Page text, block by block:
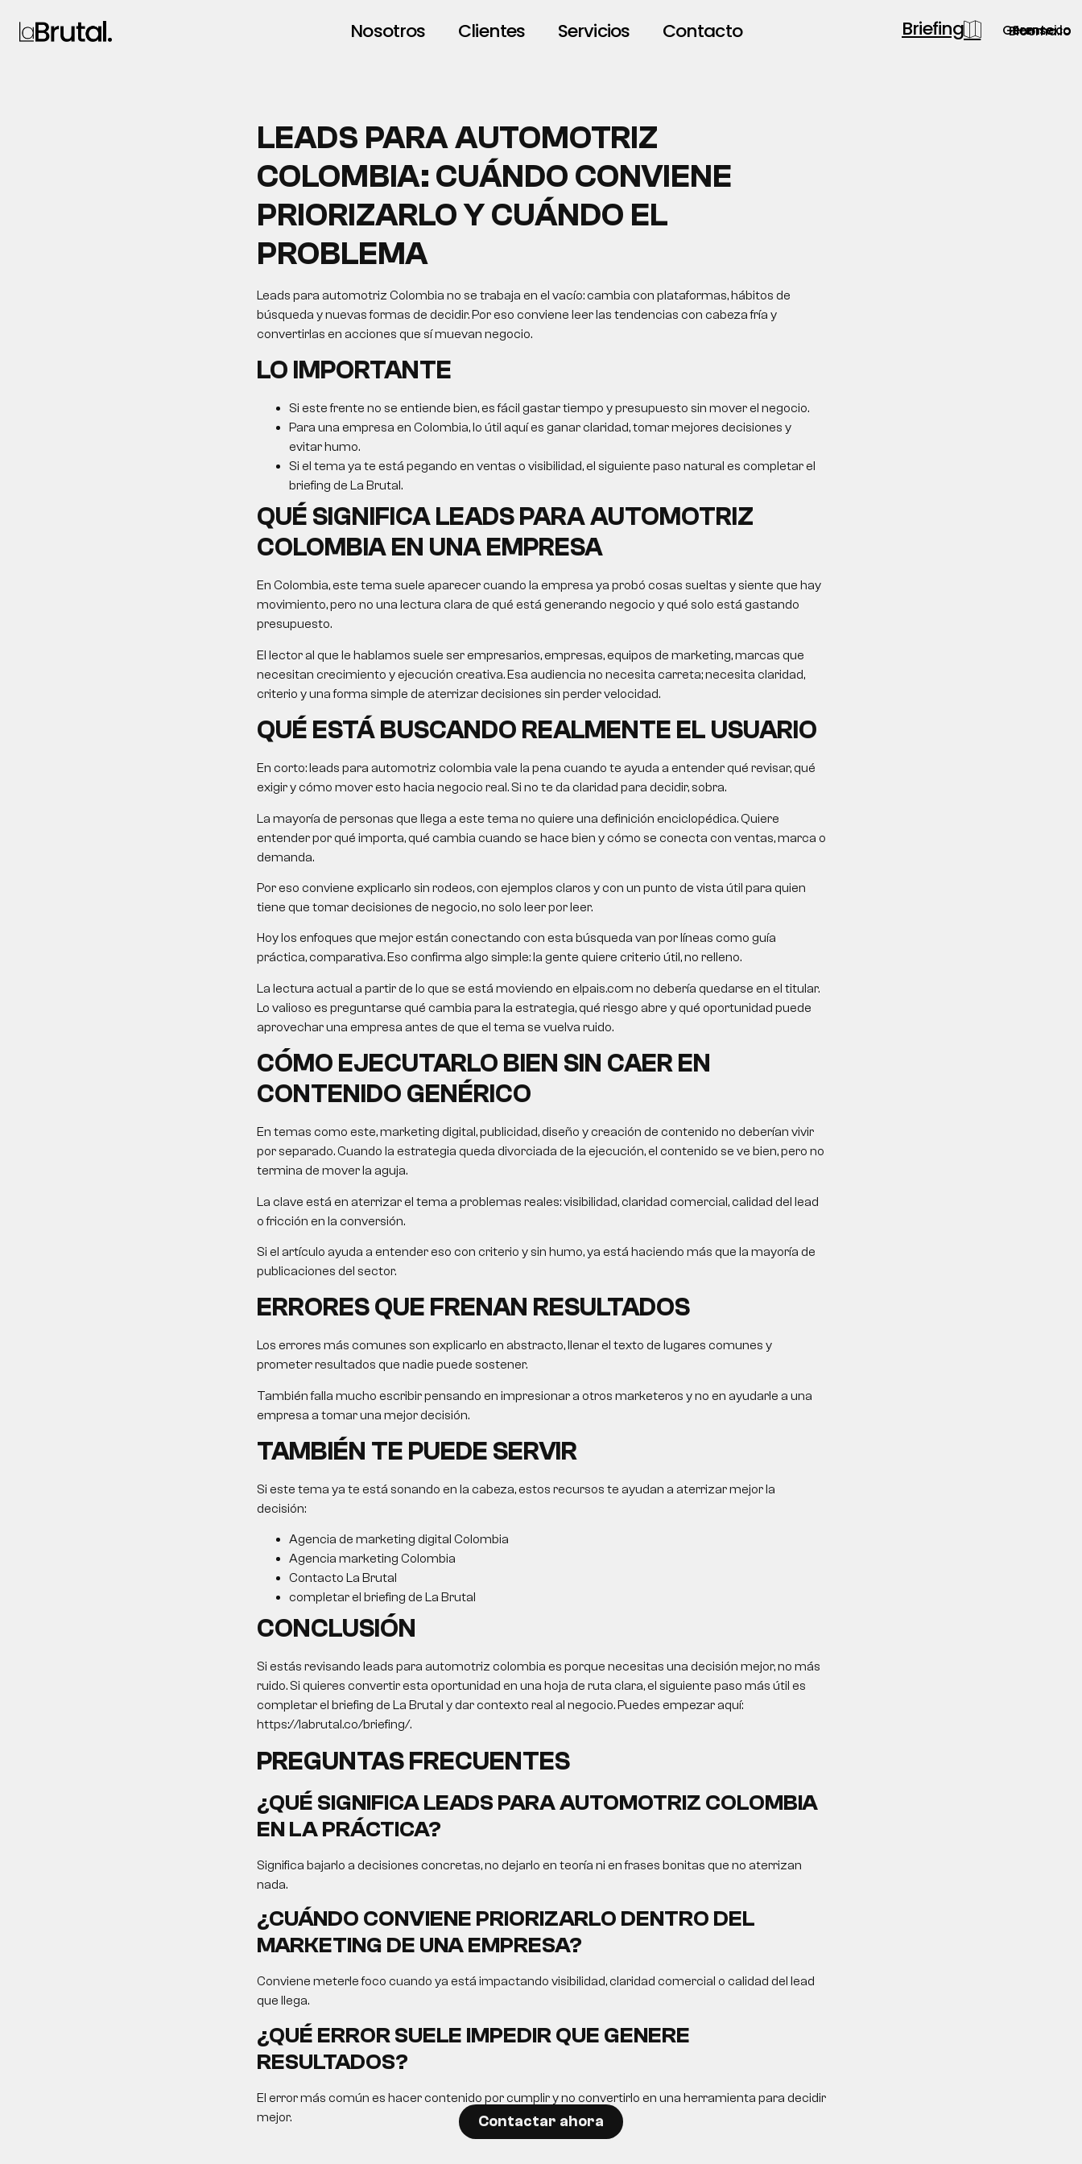
Nosotros Clientes Servicios Contacto Briefing Blooma.io
Semsei.io
Gerente.co
LEADS PARA AUTOMOTRIZ
COLOMBIA: CUÁNDO CONVIENE
PRIORIZARLO Y CUÁNDO EL
PROBLEMA
Leads para automotriz Colombia no se trabaja en el vacío: cambia con plataformas, hábitos de
búsqueda y nuevas formas de decidir. Por eso conviene leer las tendencias con cabeza fría y
convertirlas en acciones que sí muevan negocio.
LO IMPORTANTE
Si este frente no se entiende bien, es fácil gastar tiempo y presupuesto sin mover el negocio.
Para una empresa en Colombia, lo útil aquí es ganar claridad, tomar mejores decisiones y
evitar humo.
Si el tema ya te está pegando en ventas o visibilidad, el siguiente paso natural es completar el
briefing de La Brutal.
QUÉ SIGNIFICA LEADS PARA AUTOMOTRIZ
COLOMBIA EN UNA EMPRESA
En Colombia, este tema suele aparecer cuando la empresa ya probó cosas sueltas y siente que hay
movimiento, pero no una lectura clara de qué está generando negocio y qué solo está gastando
presupuesto.
El lector al que le hablamos suele ser empresarios, empresas, equipos de marketing, marcas que
necesitan crecimiento y ejecución creativa. Esa audiencia no necesita carreta; necesita claridad,
criterio y una forma simple de aterrizar decisiones sin perder velocidad.
QUÉ ESTÁ BUSCANDO REALMENTE EL USUARIO
En corto: leads para automotriz colombia vale la pena cuando te ayuda a entender qué revisar, qué
exigir y cómo mover esto hacia negocio real. Si no te da claridad para decidir, sobra.
La mayoría de personas que llega a este tema no quiere una definición enciclopédica. Quiere
entender por qué importa, qué cambia cuando se hace bien y cómo se conecta con ventas, marca o
demanda.
Por eso conviene explicarlo sin rodeos, con ejemplos claros y con un punto de vista útil para quien
tiene que tomar decisiones de negocio, no solo leer por leer.
Hoy los enfoques que mejor están conectando con esta búsqueda van por líneas como guía
práctica, comparativa. Eso confirma algo simple: la gente quiere criterio útil, no relleno.
La lectura actual a partir de lo que se está moviendo en elpais.com no debería quedarse en el titular.
Lo valioso es preguntarse qué cambia para la estrategia, qué riesgo abre y qué oportunidad puede
aprovechar una empresa antes de que el tema se vuelva ruido.
CÓMO EJECUTARLO BIEN SIN CAER EN
CONTENIDO GENÉRICO
En temas como este, marketing digital, publicidad, diseño y creación de contenido no deberían vivir
por separado. Cuando la estrategia queda divorciada de la ejecución, el contenido se ve bien, pero no
termina de mover la aguja.
La clave está en aterrizar el tema a problemas reales: visibilidad, claridad comercial, calidad del lead
o fricción en la conversión.
Si el artículo ayuda a entender eso con criterio y sin humo, ya está haciendo más que la mayoría de
publicaciones del sector.
ERRORES QUE FRENAN RESULTADOS
Los errores más comunes son explicarlo en abstracto, llenar el texto de lugares comunes y
prometer resultados que nadie puede sostener.
También falla mucho escribir pensando en impresionar a otros marketeros y no en ayudarle a una
empresa a tomar una mejor decisión.
TAMBIÉN TE PUEDE SERVIR
Si este tema ya te está sonando en la cabeza, estos recursos te ayudan a aterrizar mejor la
decisión:
Agencia de marketing digital Colombia
Agencia marketing Colombia
Contacto La Brutal
completar el briefing de La Brutal
CONCLUSIÓN
Si estás revisando leads para automotriz colombia es porque necesitas una decisión mejor, no más
ruido. Si quieres convertir esta oportunidad en una hoja de ruta clara, el siguiente paso más útil es
completar el briefing de La Brutal y dar contexto real al negocio. Puedes empezar aquí:
https://labrutal.co/briefing/.
PREGUNTAS FRECUENTES
¿QUÉ SIGNIFICA LEADS PARA AUTOMOTRIZ COLOMBIA
EN LA PRÁCTICA?
Significa bajarlo a decisiones concretas, no dejarlo en teoría ni en frases bonitas que no aterrizan
nada.
¿CUÁNDO CONVIENE PRIORIZARLO DENTRO DEL
MARKETING DE UNA EMPRESA?
Conviene meterle foco cuando ya está impactando visibilidad, claridad comercial o calidad del lead
que llega.
¿QUÉ ERROR SUELE IMPEDIR QUE GENERE
RESULTADOS?
El error más común es hacer contenido por cumplir y no convertirlo en una herramienta para decidir
mejor.
Contactar ahora